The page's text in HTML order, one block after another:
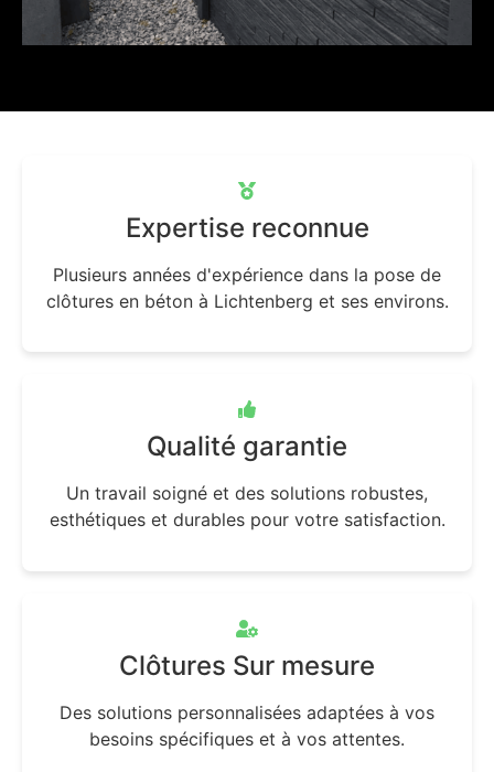
Expertise reconnue
Plusieurs années d'expérience dans la pose de
clôtures en béton à Lichtenberg et ses environs.
Qualité garantie
Un travail soigné et des solutions robustes,
esthétiques et durables pour votre satisfaction.
Clôtures Sur mesure
Des solutions personnalisées adaptées à vos
besoins spécifiques et à vos attentes.